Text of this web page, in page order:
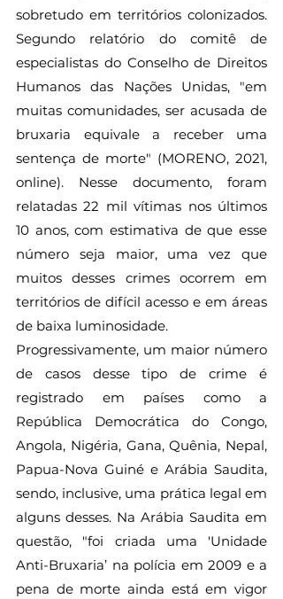
sobretudo em territórios colonizados.
Segundo relatório do comitê de
especialistas do Conselho de Direitos
Humanos das Nações Unidas, "em
muitas comunidades, ser acusada de
bruxaria equivale a receber uma
sentença de morte" (MORENO, 2021,
online). Nesse documento, foram
relatadas 22 mil vítimas nos últimos
10 anos, com estimativa de que esse
número seja maior, uma vez que
muitos desses crimes ocorrem em
territórios de difícil acesso e em áreas
de baixa luminosidade.
Progressivamente, um maior número
de casos desse tipo de crime é
registrado em países como a
República Democrática do Congo,
Angola, Nigéria, Gana, Quênia, Nepal,
Papua-Nova Guiné e Arábia Saudita,
sendo, inclusive, uma prática legal em
alguns desses. Na Arábia Saudita em
questão, "foi criada uma 'Unidade
Anti-Bruxaria’ na polícia em 2009 e a
pena de morte ainda está em vigor